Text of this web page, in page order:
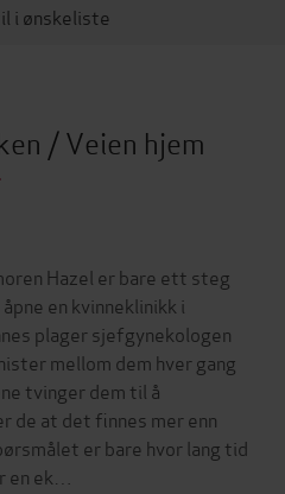
i ønskeliste
/ Veien hjem
Hazel er bare ett steg
en kvinneklinikk i
plager sjefgynekologen
mellom dem hver gang
tvinger dem til å
de at det finnes mer enn
er bare hvor lang tid
ek…